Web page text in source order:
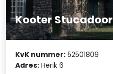
Kooter Stucadoor
KvK nummer: 52501809
Adres: Herik 6